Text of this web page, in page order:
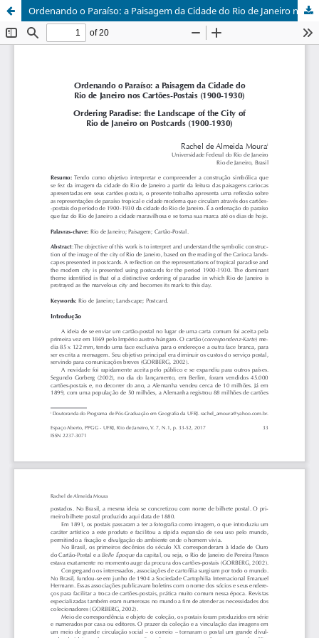
Ordenando o Paraíso: a Paisagem da Cidade do Rio de Janeiro nos Cartões-Postais (1900-1930)